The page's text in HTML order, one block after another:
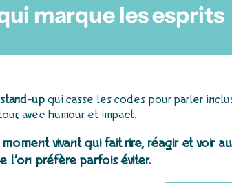
marque les esprits
up qui casse les codes pour parler
avec humour et impact.
moment vivant qui fait rire, réagir et voir
l’on préfère parfois éviter.